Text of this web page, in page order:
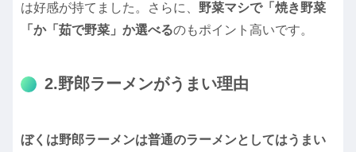
は好感が持てました。さらに、 野菜マシで「焼き野菜
「か「茹で野菜」か選べるのもポイント高いです。
2.野郎ラーメンがうまい理由
ぼくは野郎ラーメンは普通のラーメンとしてはうまい